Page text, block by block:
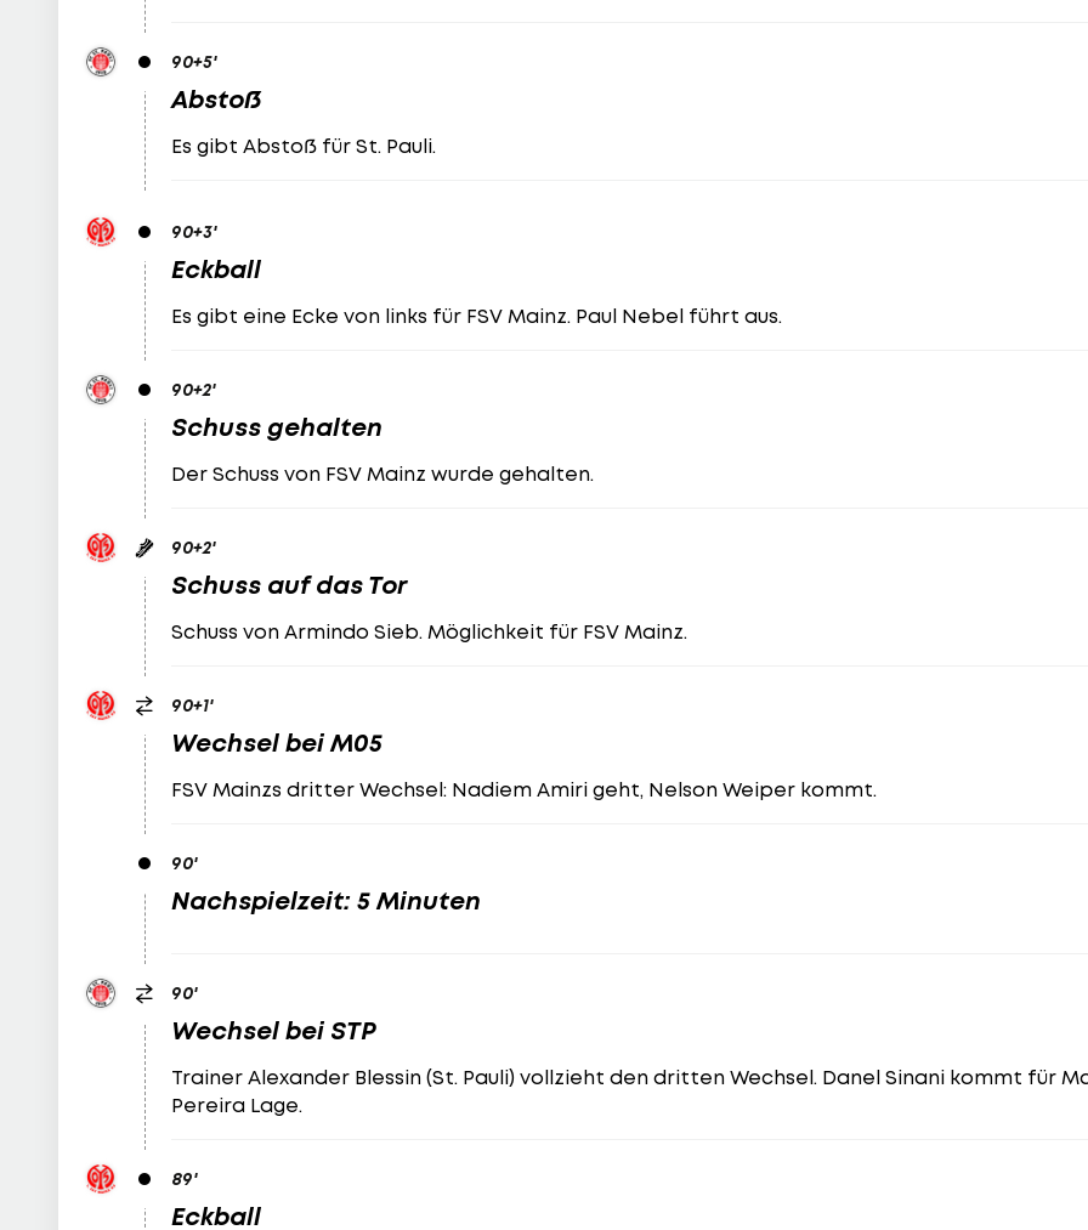
90+5'
Abstoß
Es gibt Abstoß für St. Pauli.
90+3'
Eckball
Es gibt eine Ecke von links für FSV Mainz. Paul Nebel führt aus.
90+2'
Schuss gehalten
Der Schuss von FSV Mainz wurde gehalten.
90+2'
Schuss auf das Tor
Schuss von Armindo Sieb. Möglichkeit für FSV Mainz.
90+1'
Wechsel bei M05
FSV Mainzs dritter Wechsel: Nadiem Amiri geht, Nelson Weiper kommt.
90'
Nachspielzeit: 5 Minuten
90'
Wechsel bei STP
Trainer Alexander Blessin (St. Pauli) vollzieht den dritten Wechsel. Danel Sinani kommt für
Pereira Lage.
89'
Eckball